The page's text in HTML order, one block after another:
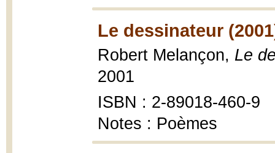
Le dessinateur
Robert Melançon, Le
2001
ISBN : 2-89018-460-9
Notes : Poèmes